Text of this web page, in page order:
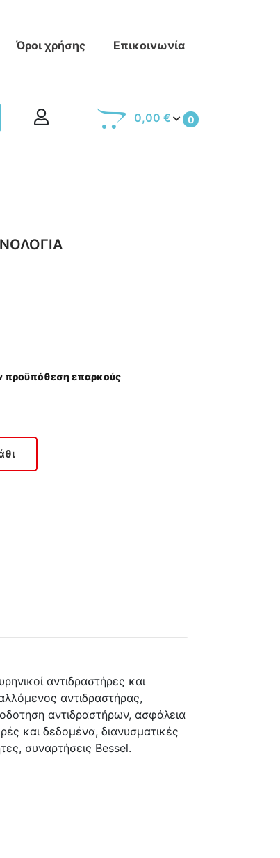
Όροι χρήσης Επικοινωνία
0
0,00 €
προϋπόθεση επαρκούς
αντιδραστήρες και
αντιδραστήρας,
αντιδραστήρων, ασφάλεια
και δεδομένα, διανυσματικές
συναρτήσεις Bessel.